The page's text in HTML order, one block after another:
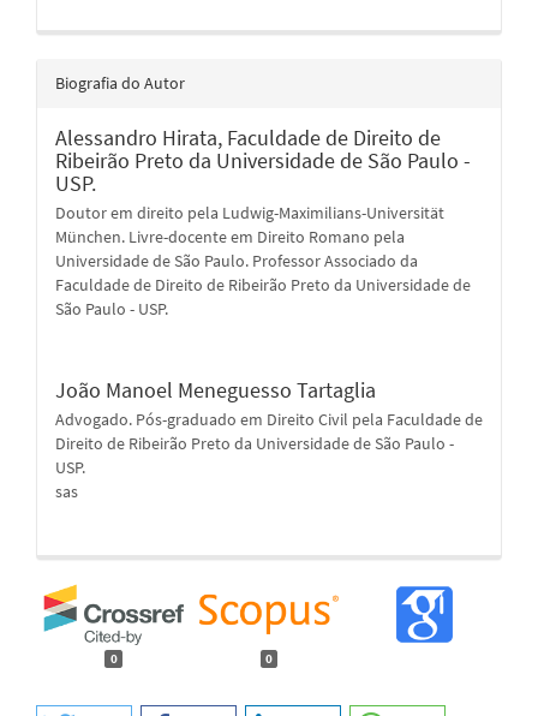
Biografia do Autor
Alessandro Hirata, Faculdade de Direito de
Ribeirão Preto da Universidade de São Paulo -
USP.
Doutor em direito pela Ludwig-Maximilians-Universität
München. Livre-docente em Direito Romano pela
Universidade de São Paulo. Professor Associado da
Faculdade de Direito de Ribeirão Preto da Universidade de
São Paulo - USP.
João Manoel Meneguesso Tartaglia
Advogado. Pós-graduado em Direito Civil pela Faculdade de
Direito de Ribeirão Preto da Universidade de São Paulo -
USP.
sas
0 0